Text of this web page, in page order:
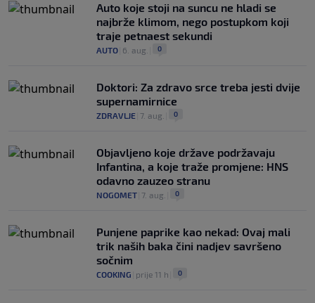
Auto koje stoji na suncu ne hladi se
najbrže klimom, nego postupkom koji
traje petnaest sekundi
AUTO 6. aug. 0
Doktori: Za zdravo srce treba jesti dvije
supernamirnice
ZDRAVLJE 7. aug. 0
Objavljeno koje države podržavaju
Infantina, a koje traže promjene: HNS
odavno zauzeo stranu
NOGOMET 7. aug. 0
Punjene paprike kao nekad: Ovaj mali
trik naših baka čini nadjev savršeno
sočnim
COOKING prije 11 h 0